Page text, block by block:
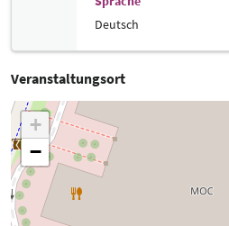
Deutsch
Veranstaltungsort
+
−